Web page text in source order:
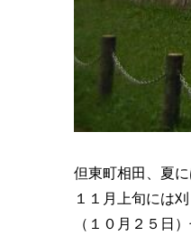
但東町相田、夏に
１１月上旬には
（１０月２５日